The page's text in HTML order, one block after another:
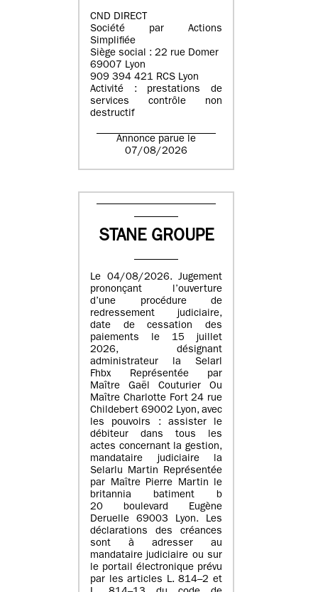
CND DIRECT
Société par Actions
Simplifiée
Siège social : 22 rue Domer
69007 Lyon
909 394 421 RCS Lyon
Activité : prestations de
services contrôle non
destructif
Annonce parue le
07/08/2026
STANE GROUPE
Le 04/08/2026. Jugement
prononçant l’ouverture
d’une procédure de
redressement judiciaire,
date de cessation des
paiements le 15 juillet
2026, désignant
administrateur la Selarl
Fhbx Représentée par
Maître Gaël Couturier Ou
Maître Charlotte Fort 24 rue
Childebert 69002 Lyon, avec
les pouvoirs : assister le
débiteur dans tous les
actes concernant la gestion,
mandataire judiciaire la
Selarlu Martin Représentée
par Maître Pierre Martin le
britannia batiment b
20 boulevard Eugène
Deruelle 69003 Lyon. Les
déclarations des créances
sont à adresser au
mandataire judiciaire ou sur
le portail électronique prévu
par les articles L. 814–2 et